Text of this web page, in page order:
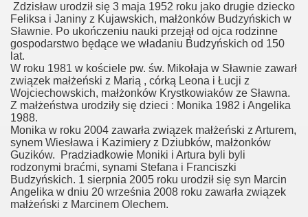
Zdzisław urodził się 3 maja 1952 roku jako drugie dziecko
Feliksa i Janiny z Kujawskich, małżonków Budzyńskich w
Sławnie. Po ukończeniu nauki przejął od ojca rodzinne
gospodarstwo będące we władaniu Budzyńskich od 150
lat.
W roku 1981 w kościele pw. św. Mikołaja w Sławnie zawarł
związek małżeński z Marią , córką Leona i Łucji z
Wojciechowskich, małżonków Krystkowiaków ze Sławna.
Z małżeństwa urodziły się dzieci : Monika 1982 i Angelika
1988.
Monika w roku 2004 zawarła związek małżeński z Arturem,
synem Wiesława i Kazimiery z Dziubków, małżonków
Guzików. Pradziadkowie Moniki i Artura byli byli
rodzonymi braćmi, synami Stefana i Franciszki
Budzyńskich. 1 sierpnia 2005 roku urodził się syn Marcin
Angelika w dniu 20 września 2008 roku zawarła związek
małżeński z Marcinem Olechem.